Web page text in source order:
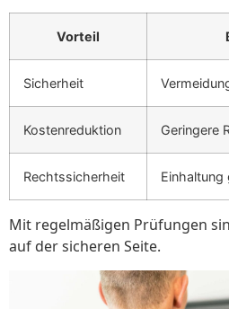
Vorteil
Sicherheit
Kostenreduktion Geringere
Rechtssicherheit Einhaltung
Mit regelmäßigen Prüfungen
auf der sicheren Seite.